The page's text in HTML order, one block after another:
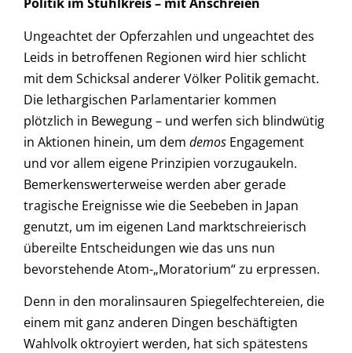
Ungeachtet der Opferzahlen und ungeachtet des
Leids in betroffenen Regionen wird hier schlicht
mit dem Schicksal anderer Völker Politik gemacht.
Die lethargischen Parlamentarier kommen
plötzlich in Bewegung – und werfen sich blindwütig
in Aktionen hinein, um dem demos Engagement
und vor allem eigene Prinzipien vorzugaukeln.
Bemerkenswerterweise werden aber gerade
tragische Ereignisse wie die Seebeben in Japan
genutzt, um im eigenen Land marktschreierisch
übereilte Entscheidungen wie das uns nun
bevorstehende Atom-„Moratorium“ zu erpressen.
Denn in den moralinsauren Spiegelfechtereien, die
einem mit ganz anderen Dingen beschäftigten
Wahlvolk oktroyiert werden, hat sich spätestens